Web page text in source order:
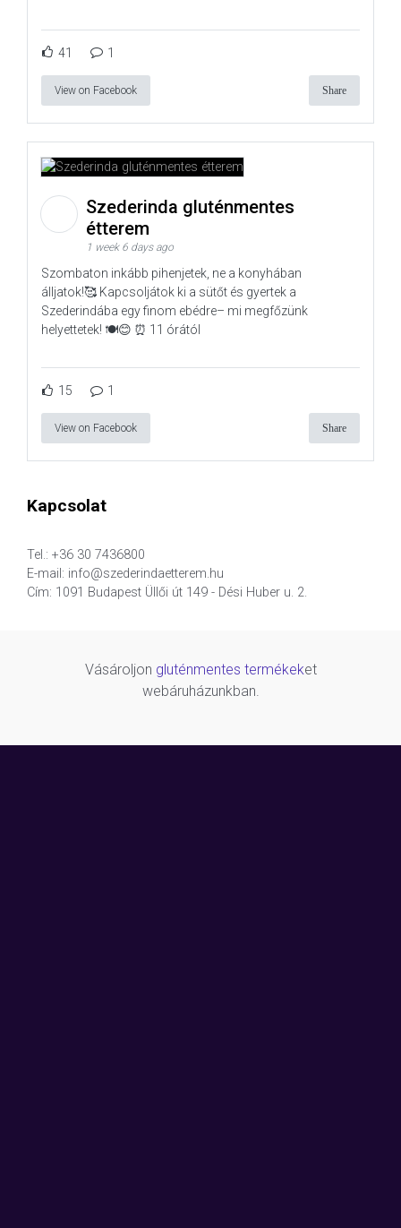
41 1
View on Facebook Share
Szederinda gluténmentes
étterem
1 week 6 days ago
Szombaton inkább pihenjetek, ne a konyhában
álljatok!🥰 Kapcsoljátok ki a sütőt és gyertek a
Szederindába egy finom ebédre– mi megfőzünk
helyettetek! 🍽️😊 ⏰ 11 órától
15 1
View on Facebook Share
Kapcsolat
Tel.: +36 30 7436800
E-mail: info@szederindaetterem.hu
Cím: 1091 Budapest Üllői út 149 - Dési Huber u. 2.
Vásároljon gluténmentes termékeket
webáruházunkban.